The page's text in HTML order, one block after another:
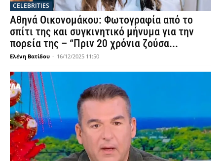
CELEBRITIES
Αθηνά Οικονομάκου: Φωτογραφία από το
σπίτι της και συγκινητικό μήνυμα για την
πορεία της – “Πριν 20 χρόνια ζούσα...
Ελένη Βατίδου - 16/12/2025 11:50